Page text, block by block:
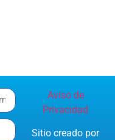
Aviso de
Privacidad
Sitio creado por